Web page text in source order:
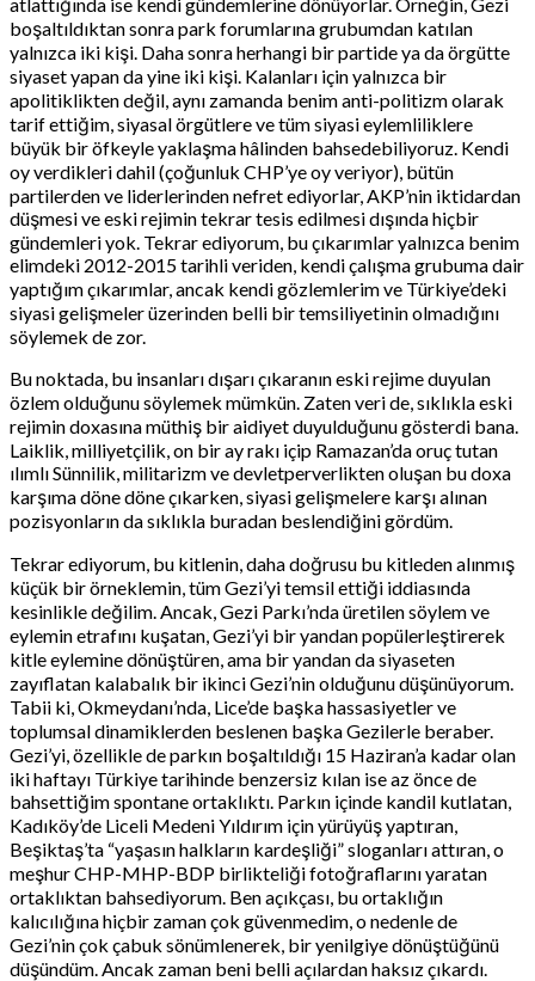
boşaltıldıktan sonra park forumlarına grubumdan katılan
yalnızca iki kişi. Daha sonra herhangi bir partide ya da örgütte
siyaset yapan da yine iki kişi. Kalanları için yalnızca bir
apolitiklikten değil, aynı zamanda benim anti-politizm olarak
tarif ettiğim, siyasal örgütlere ve tüm siyasi eylemliliklere
büyük bir öfkeyle yaklaşma hâlinden bahsedebiliyoruz. Kendi
oy verdikleri dahil (çoğunluk CHP’ye oy veriyor), bütün
partilerden ve liderlerinden nefret ediyorlar, AKP’nin iktidardan
düşmesi ve eski rejimin tekrar tesis edilmesi dışında hiçbir
gündemleri yok. Tekrar ediyorum, bu çıkarımlar yalnızca benim
elimdeki 2012-2015 tarihli veriden, kendi çalışma grubuma dair
yaptığım çıkarımlar, ancak kendi gözlemlerim ve Türkiye’deki
siyasi gelişmeler üzerinden belli bir temsiliyetinin olmadığını
söylemek de zor.
Bu noktada, bu insanları dışarı çıkaranın eski rejime duyulan
özlem olduğunu söylemek mümkün. Zaten veri de, sıklıkla eski
rejimin doxasına müthiş bir aidiyet duyulduğunu gösterdi bana.
Laiklik, milliyetçilik, on bir ay rakı içip Ramazan’da oruç tutan
ılımlı Sünnilik, militarizm ve devletperverlikten oluşan bu doxa
karşıma döne döne çıkarken, siyasi gelişmelere karşı alınan
pozisyonların da sıklıkla buradan beslendiğini gördüm.
Tekrar ediyorum, bu kitlenin, daha doğrusu bu kitleden alınmış
küçük bir örneklemin, tüm Gezi’yi temsil ettiği iddiasında
kesinlikle değilim. Ancak, Gezi Parkı’nda üretilen söylem ve
eylemin etrafını kuşatan, Gezi’yi bir yandan popülerleştirerek
kitle eylemine dönüştüren, ama bir yandan da siyaseten
zayıflatan kalabalık bir ikinci Gezi’nin olduğunu düşünüyorum.
Tabii ki, Okmeydanı’nda, Lice’de başka hassasiyetler ve
toplumsal dinamiklerden beslenen başka Gezilerle beraber.
Gezi’yi, özellikle de parkın boşaltıldığı 15 Haziran’a kadar olan
iki haftayı Türkiye tarihinde benzersiz kılan ise az önce de
bahsettiğim spontane ortaklıktı. Parkın içinde kandil kutlatan,
Kadıköy’de Liceli Medeni Yıldırım için yürüyüş yaptıran,
Beşiktaş’ta “yaşasın halkların kardeşliği” sloganları attıran, o
meşhur CHP-MHP-BDP birlikteliği fotoğraflarını yaratan
ortaklıktan bahsediyorum. Ben açıkçası, bu ortaklığın
kalıcılığına hiçbir zaman çok güvenmedim, o nedenle de
Gezi’nin çok çabuk sönümlenerek, bir yenilgiye dönüştüğünü
düşündüm. Ancak zaman beni belli açılardan haksız çıkardı.